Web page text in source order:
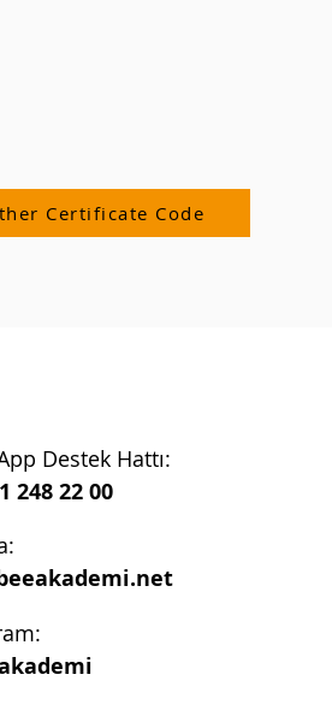
Certificate Code
Destek Hattı:
248 22 00